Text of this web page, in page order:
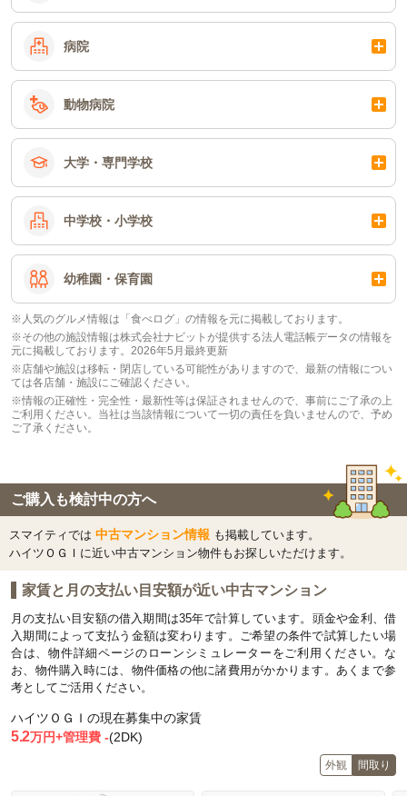
病院
動物病院
大学・専門学校
中学校・小学校
幼稚園・保育園
※人気のグルメ情報は「食べログ」の情報を元に掲載しております。
※その他の施設情報は株式会社ナビットが提供する法人電話帳データの情報を
元に掲載しております。2026年5月最終更新
※店舗や施設は移転・閉店している可能性がありますので、最新の情報につい
ては各店舗・施設にご確認ください。
※情報の正確性・完全性・最新性等は保証されませんので、事前にご了承の上
ご利用ください。当社は当該情報について一切の責任を負いませんので、予め
ご了承ください。
ご購入も検討中の方へ
スマイティでは 中古マンション情報 も掲載しています。
ハイツＯＧＩに近い中古マンション物件もお探しいただけます。
家賃と月の支払い目安額が近い中古マンション
月の支払い目安額の借入期間は35年で計算しています。頭金や金利、借
入期間によって支払う金額は変わります。ご希望の条件で試算したい場
合は、物件詳細ページのローンシミュレーターをご利用ください。な
お、物件購入時には、物件価格の他に諸費用がかかります。あくまで参
考としてご活用ください。
ハイツＯＧＩの現在募集中の家賃
5.2万円+管理費 -(2DK)
外観 間取り